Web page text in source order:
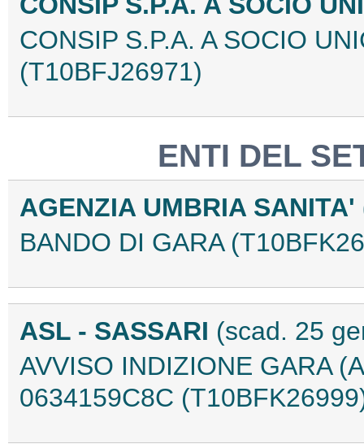
CONSIP S.P.A. A SOCIO
(T10BFJ26971)
ENTI DEL
AGENZIA UMBRIA
BANDO DI GARA
ASL - SASSARI (scad. 25
AVVISO INDIZIONE GARA
0634159C8C